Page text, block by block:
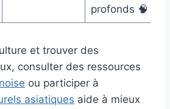
profonds 🧠
et trouver des
consulter des ressources
ou participer à
asiatiques aide à mieux